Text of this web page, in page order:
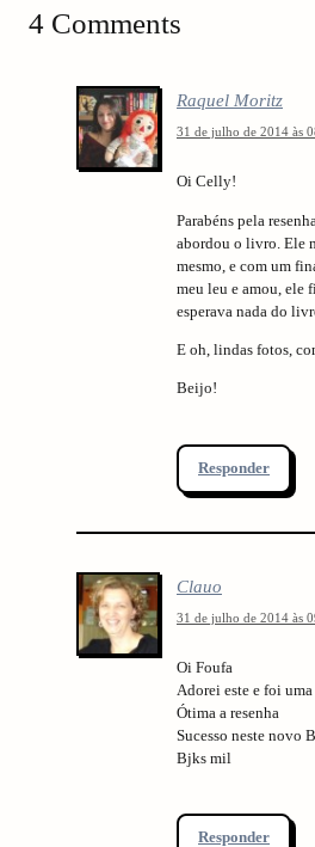
4 Comments
Raquel Moritz
31 de julho de 2014 às
Oi Celly!
Parabéns pela
abordou o livro. Ele
mesmo, e com um
meu leu e amou, ele
esperava nada do
E oh, lindas fotos,
Beijo!
Responder
Clauo
31 de julho de 2014 às
Oi Foufa
Adorei este e foi uma
Ótima a resenha
Sucesso neste novo
Bjks mil
Responder